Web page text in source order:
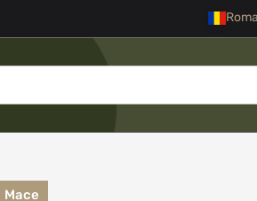
Limba
Mace